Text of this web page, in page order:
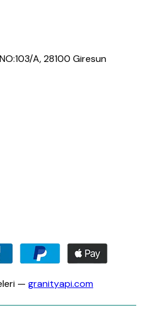
A, 28100 Giresun
— granityapi.com